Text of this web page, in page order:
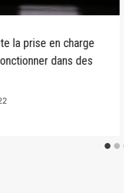
la prise en charge
dans des